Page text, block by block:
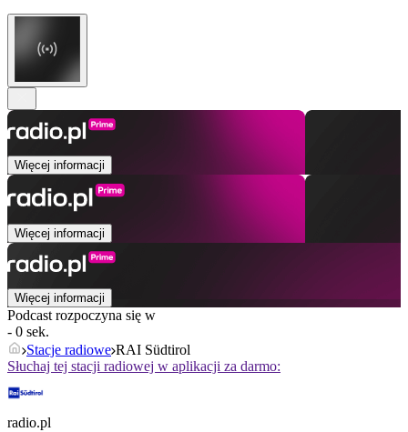
Więcej informacji
Więcej informacji
Więcej informacji
Podcast rozpoczyna się w
- 0 sek.
Stacje radiowe RAI Südtirol
Słuchaj tej stacji radiowej w aplikacji za darmo:
radio.pl